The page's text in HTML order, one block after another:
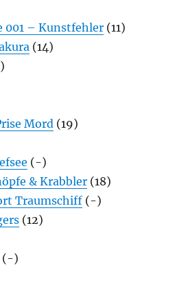
001 – Kunstfehler (11)
(14)
Mord (19)
(-)
& Krabbler (18)
Traumschiff (-)
(12)
(-)